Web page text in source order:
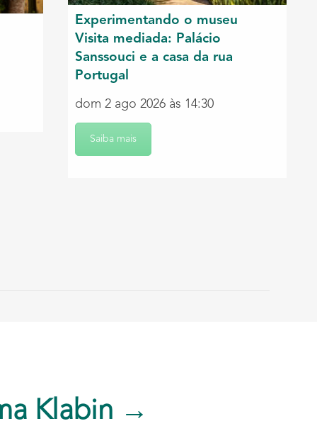
Experimentando o museu
Visita mediada: Palácio
Sanssouci e a casa da rua
Portugal
dom 2 ago 2026 às 14:30
Saiba mais
Klabin →